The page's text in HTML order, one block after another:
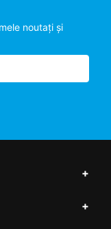
noutaţi şi
+
+